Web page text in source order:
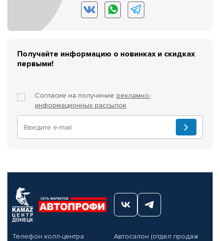
Получайте информацию о новинках и скидках
первыми!
Согласие на получение рекламно-
информационных рассылок
Телефон колл-центра
Автосалон (отдел продаж